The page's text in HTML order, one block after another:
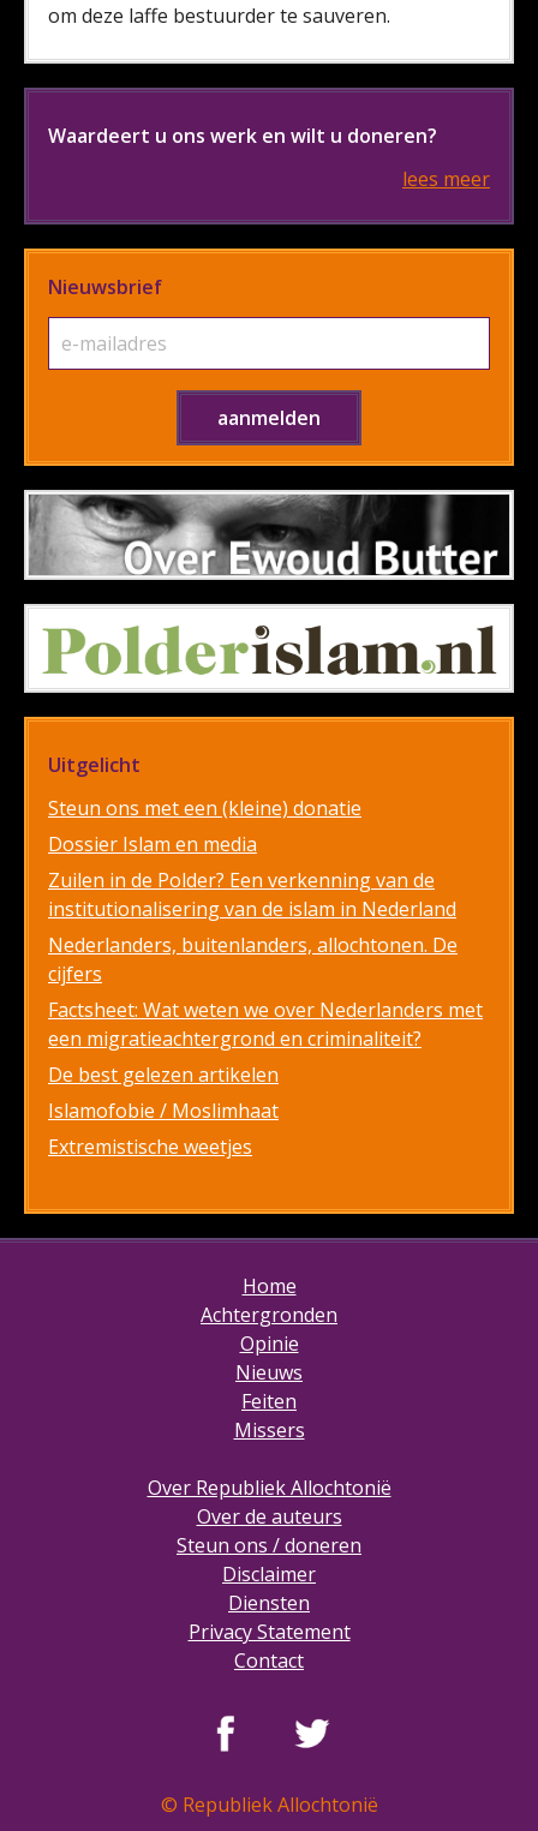
om deze laffe bestuurder te sauveren.
Waardeert u ons werk en wilt u doneren?
lees meer
Nieuwsbrief
Uitgelicht
Steun ons met een (kleine) donatie
Dossier Islam en media
Zuilen in de Polder? Een verkenning van de
institutionalisering van de islam in Nederland
Nederlanders, buitenlanders, allochtonen. De
cijfers
Factsheet: Wat weten we over Nederlanders met
een migratieachtergrond en criminaliteit?
De best gelezen artikelen
Islamofobie / Moslimhaat
Extremistische weetjes
Home
Achtergronden
Opinie
Nieuws
Feiten
Missers
Over Republiek Allochtonië
Over de auteurs
Steun ons / doneren
Disclaimer
Diensten
Privacy Statement
Contact
© Republiek Allochtonië